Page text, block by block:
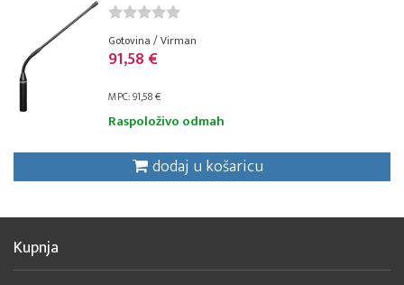
Gotovina / Virman
91,58 €
MPC: 91,58 €
Raspoloživo odmah
dodaj u košaricu
Kupnja